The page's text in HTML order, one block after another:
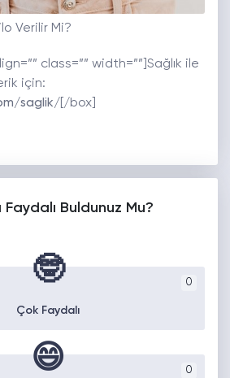
Verilir Mi?
class=”” width=””]Sağlık ile
için:
saglik/ [/box]
Faydalı Buldunuz Mu?
0
🤓
Çok Faydalı
0
😄